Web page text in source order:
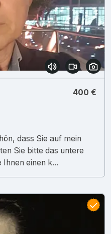
400 €
dass Sie auf mein
Sie bitte das untere
Ihnen einen k...